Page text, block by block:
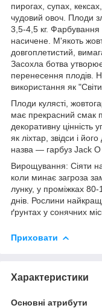
пирогах, супах,
чудовий овоч. Плоди
3,5-4,5 кг. Фарбування
насичене. М'якоть
довгоплетистий,
Засохла ботва
перенесення плодів.
використання як
Плоди кулясті,
має прекрасний смак
декоративну цінність
як ліхтар, звідси і
назва — гарбуз Jack O
Вирощування: Сіяти
коли минає загроза
лунку, у проміжках
днів. Рослини
ґрунтах у сонячних
Приховати
Характеристики
Основні атрибути